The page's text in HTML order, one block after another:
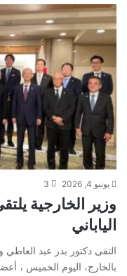
يونيو 4, 2026 3
وزير الخارجية
الياباني
التقى دكتور بدر عبد العاطي
بالخارج، اليوم الخميس ،